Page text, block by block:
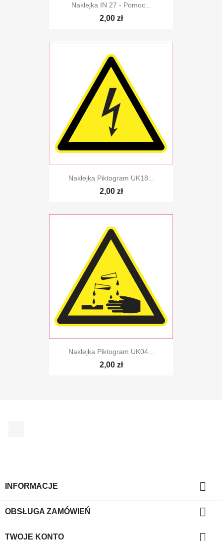
Naklejka IN 27 - Pomoc...
2,00 zł
Naklejka Piktogram UK18...
2,00 zł
Naklejka Piktogram UK04...
2,00 zł
INFORMACJE 
OBSŁUGA ZAMÓWIEŃ 
TWOJE KONTO 